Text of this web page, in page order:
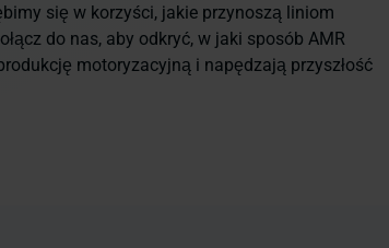
się w korzyści, jakie przynoszą liniom
do nas, aby odkryć, w jaki sposób AMR
motoryzacyjną i napędzają przyszłość